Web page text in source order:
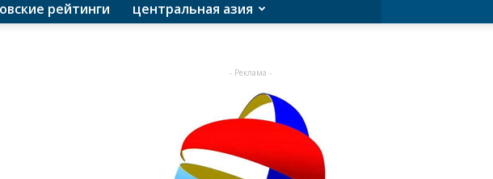
рейтинги центральная азия
- Реклама -